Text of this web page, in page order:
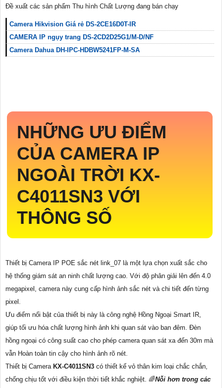
Đề xuất các sản phẩm Thu hình Chất Lượng đang bán chạy
Camera Hikvision Giá rẻ DS-2CE16D0T-IR
CAMERA IP ngụy trang DS-2CD2D25G1/M-D/NF
Camera Dahua DH-IPC-HDBW5241FP-M-SA
NHỮNG ƯU ĐIỂM
CỦA CAMERA IP
NGOÀI TRỜI KX-
C4011SN3 VỚI
THÔNG SỐ
Thiết bị Camera IP POE sắc nét link_07 là một lựa chọn xuất sắc cho
hệ thống giám sát an ninh chất lượng cao. Với độ phân giải lên đến 4.0
megapixel, camera này cung cấp hình ảnh sắc nét và chi tiết đến từng
pixel.
Ưu điểm nổi bật của thiết bị này là công nghệ Hồng Ngoại Smart IR,
giúp tối ưu hóa chất lượng hình ảnh khi quan sát vào ban đêm. Đèn
hồng ngoại có công suất cao cho phép camera quan sát xa đến 30m mà
vẫn Hoàn toàn tin cậy cho hình ảnh rõ nét.
Thiết bị Camera KX-C4011SN3 có thiết kế vỏ thân kim loại chắc chắn,
chống chịu tốt với điều kiện thời tiết khắc nghiệt. 🌈Nỗi hơn trong các